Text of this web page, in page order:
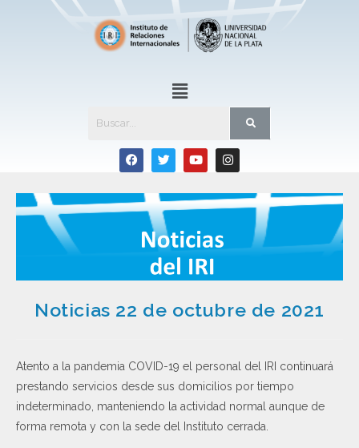
Noticias 22 de octubre de 2021
Atento a la pandemia COVID-19 el personal del IRI continuará
prestando servicios desde sus domicilios por tiempo
indeterminado, manteniendo la actividad normal aunque de
forma remota y con la sede del Instituto cerrada.